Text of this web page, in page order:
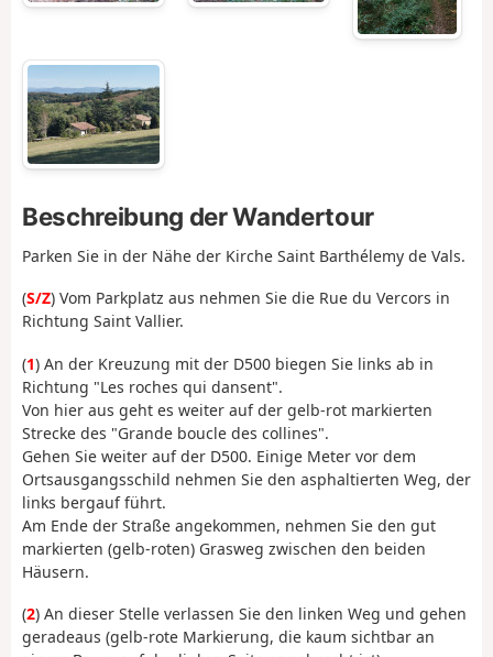
Beschreibung der Wandertour
Parken Sie in der Nähe der Kirche Saint Barthélemy de Vals.
(S/Z) Vom Parkplatz aus nehmen Sie die Rue du Vercors in
Richtung Saint Vallier.
(1) An der Kreuzung mit der D500 biegen Sie links ab in
Richtung "Les roches qui dansent".
Von hier aus geht es weiter auf der gelb-rot markierten
Strecke des "Grande boucle des collines".
Gehen Sie weiter auf der D500. Einige Meter vor dem
Ortsausgangsschild nehmen Sie den asphaltierten Weg, der
links bergauf führt.
Am Ende der Straße angekommen, nehmen Sie den gut
markierten (gelb-roten) Grasweg zwischen den beiden
Häusern.
(2) An dieser Stelle verlassen Sie den linken Weg und gehen
geradeaus (gelb-rote Markierung, die kaum sichtbar an